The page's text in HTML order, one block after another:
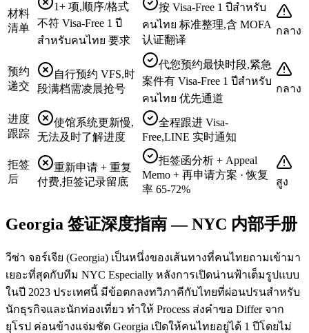
材料
清单
1+ 项,顺序/格式
不符 Visa-Free 1 ปี
สำหรับคนไทย 要求
按 Visa-Free 1 ปีสำหรับ
คนไทย 标准整理,含 MOFA
认证翻译
กลาง
预约
递交
自行预约 VFS,时
段满档需凌晨抢号
代您预约最快时段,紧急
案件有 Visa-Free 1 ปีสำหรับ
คนไทย 优先通道
กลาง
进度
跟踪
使馆系统更新慢,
无法及时了解进度
全程跟进 Visa-
Free,LINE 实时通知
拒签
后
重新申请 + 重复
付费,拒签记录留底
拒签函分析 + Appeal
Memo + 再申请方案 · 恢复
率 65-72%
สูง
Georgia 签证深度指南 — NYC 内部手册
วีซ่า จอร์เจีย (Georgia) เป็นหนึ่งของเส้นทางที่คนไทยถามเข้ามา
เยอะที่สุดกับทีม NYC Especially หลังการเปิดน่านฟ้าเต็มรูปแบบ
ในปี 2023 ประเทศนี้ มีข้อตกลงทวิภาคีกับไทยที่ผ่อนปรนสำหรับ
นักธุรกิจและนักท่องเที่ยว ทำให้ Process ส่งคำขอ Differ จาก
ยุโรป ค่อนข้างแจ่มชัด Georgia เปิดให้คนไทยอยู่ได้ 1 ปีโดยไม่